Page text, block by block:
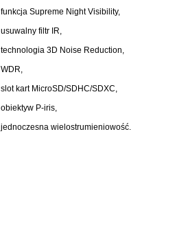
funkcja Supreme Night Visibility,
usuwalny filtr IR,
technologia 3D Noise Reduction,
WDR,
slot kart MicroSD/SDHC/SDXC,
obiektyw P-iris,
jednoczesna wielostrumieniowość.